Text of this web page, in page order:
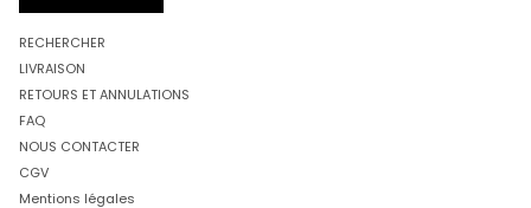
RECHERCHER
LIVRAISON
RETOURS ET ANNULATIONS
FAQ
NOUS CONTACTER
CGV
Mentions légales